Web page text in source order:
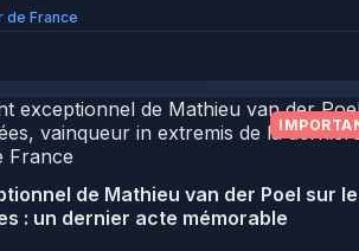
de France
de Mathieu van der Poel sur
: un dernier acte mémorable